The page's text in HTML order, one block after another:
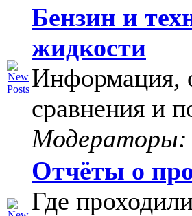
Бензин и
жидкости
Информация,
сравнения и
Модераторы:
Отчёты о
Где